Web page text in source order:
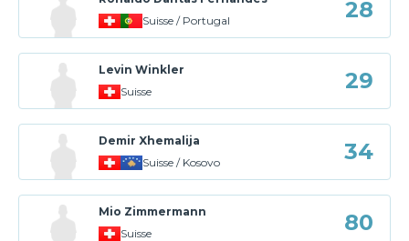
Suisse / Portugal
28
Levin Winkler
Suisse
29
Demir Xhemalija
Suisse / Kosovo
34
Mio Zimmermann
Suisse
80